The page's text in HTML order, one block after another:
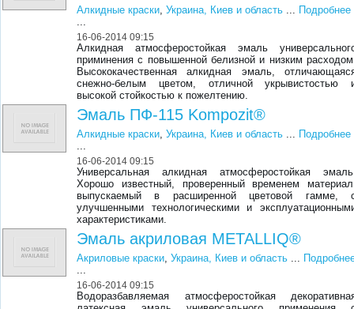
Алкидные краски,Украина, Киев и область ... Подробнее
...
16-06-2014 09:15
Алкидная атмосферостойкая эмаль
приминения с повышенной белизной и низким
Высококачественная алкидная эмаль,
снежно-белым цветом, отличной укрывистостью
высокой стойкостью к пожелтению.
Эмаль ПФ-115 Kompozit®
Алкидные краски,Украина, Киев и область ... Подробнее
...
16-06-2014 09:15
Универсальная алкидная атмосферостойкая
Хорошо известный, проверенный временем
выпускаемый в расширенной цветовой гамме,
улучшенными технологическими и
характеристиками.
Эмаль акриловая METALLIQ®
Акриловые краски,Украина, Киев и область ...
...
16-06-2014 09:15
Водоразбавляемая атмосферостойкая